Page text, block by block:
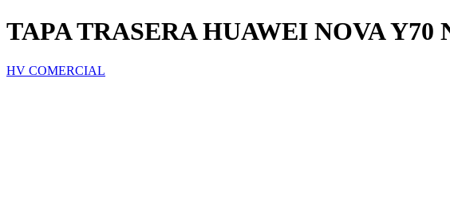
TAPA TRASERA HUAWEI NOVA Y70
HV COMERCIAL